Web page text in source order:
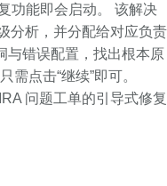
功能即会启动。 该解决
分析，并分配给对应负责
与错误配置，找出根本原
需点击“继续”即可。